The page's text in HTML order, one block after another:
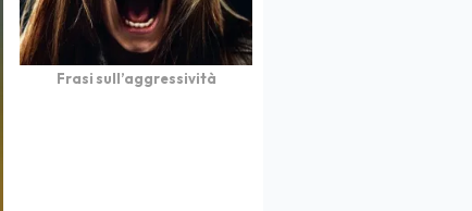
Frasi sull’aggressività